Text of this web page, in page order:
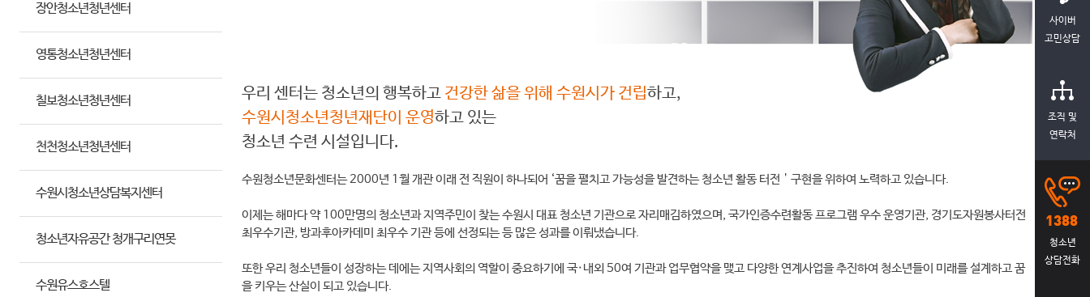
장안청소년청년센터
영통청소년청년센터
칠보청소년청년센터
천천청소년청년센터
수원시청소년상담복지센터
청소년자유공간 청개구리연못
수원유스호스텔
우리 센터는 청소년의 행복하고 건강한 삶을 위해 수원시가 건립하고,
수원시청소년청년재단이 운영하고 있는
청소년 수련 시설입니다.
수원청소년문화센터는 2000년 1월 개관 이래 전 직원이 하나되어 ‘꿈을 펼치고 가능성을 발견하는 청소년 활동 터전＇구현을 위하여 노력하고 있습니다.
이제는 해마다 약 100만명의 청소년과 지역주민이 찾는 수원시 대표 청소년 기관으로 자리매김하였으며, 국가인증수련활동 프로그램 우수 운영기관, 경기도자원봉사터전
최우수기관, 방과후아카데미 최우수 기관 등에 선정되는 등 많은 성과를 이뤄냈습니다.
또한 우리 청소년들이 성장하는 데에는 지역사회의 역할이 중요하기에 국·내외 50여 기관과 업무협약을 맺고 다양한 연계사업을 추진하여 청소년들이 미래를 설계하고 꿈
을 키우는 산실이 되고 있습니다.
사이버
고민상담
조직 및
연락처
청소년
상담전화